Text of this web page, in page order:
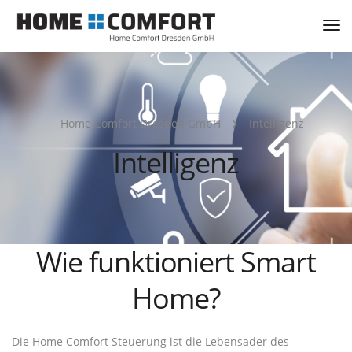
Home Comfort Dresden GmbH Intelligenz
Intelligenz
Wie funktioniert Smart
Home?
Die Home Comfort Steuerung ist die Lebensader des